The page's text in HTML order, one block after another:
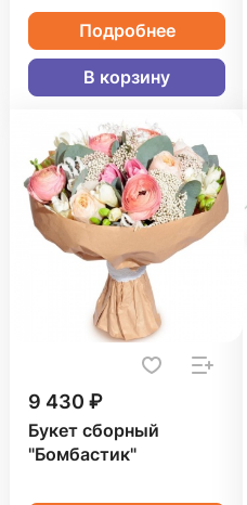
Подробнее
В корзину
9 430 ₽
Букет сборный
"Бомбастик"